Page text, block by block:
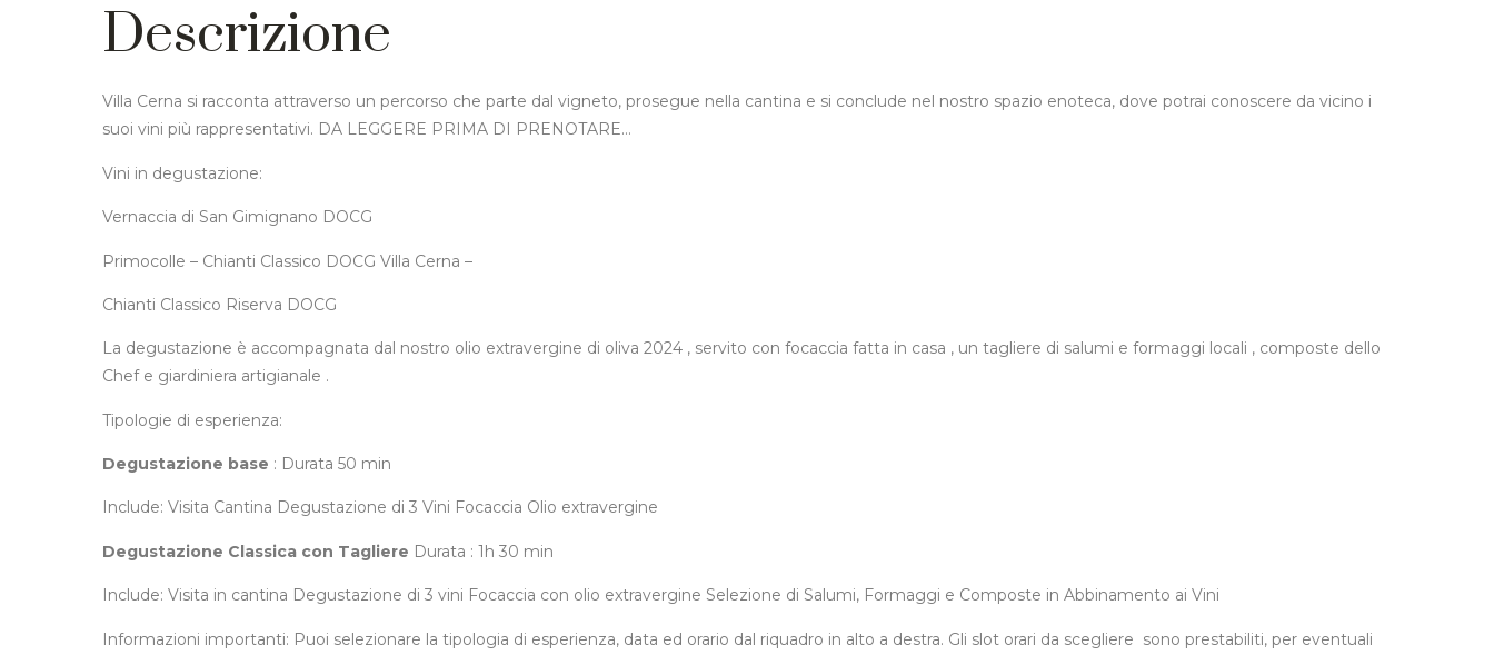
Descrizione
Villa Cerna si racconta attraverso un percorso che parte dal vigneto, prosegue nella cantina e si conclude nel nostro spazio enoteca, dove potrai conoscere da vicino i
suoi vini più rappresentativi. DA LEGGERE PRIMA DI PRENOTARE…
Vini in degustazione:
Vernaccia di San Gimignano DOCG
Primocolle – Chianti Classico DOCG Villa Cerna –
Chianti Classico Riserva DOCG
La degustazione è accompagnata dal nostro olio extravergine di oliva 2024 , servito con focaccia fatta in casa , un tagliere di salumi e formaggi locali , composte dello
Chef e giardiniera artigianale .
Tipologie di esperienza:
Degustazione base : Durata 50 min
Include: Visita Cantina Degustazione di 3 Vini Focaccia Olio extravergine
Degustazione Classica con Tagliere Durata : 1h 30 min
Include: Visita in cantina Degustazione di 3 vini Focaccia con olio extravergine Selezione di Salumi, Formaggi e Composte in Abbinamento ai Vini
Informazioni importanti: Puoi selezionare la tipologia di esperienza, data ed orario dal riquadro in alto a destra. Gli slot orari da scegliere sono prestabiliti, per eventuali